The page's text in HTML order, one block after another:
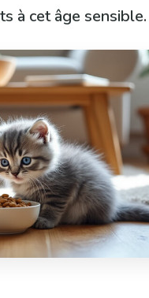
à cet âge sensible.